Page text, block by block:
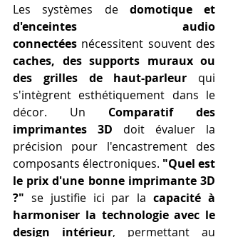
Les systèmes de domotique et
d'enceintes audio
connectées
caches, des supports muraux ou
des grilles de haut-parleur qui
s'intègrent esthétiquement dans le
décor. Un Comparatif des
imprimantes 3D doit évaluer la
précision pour l'encastrement des
composants électroniques. "Quel est
le prix d'une bonne imprimante 3D
?" se justifie ici par la capacité à
harmoniser la technologie avec le
design intérieur, permettant au